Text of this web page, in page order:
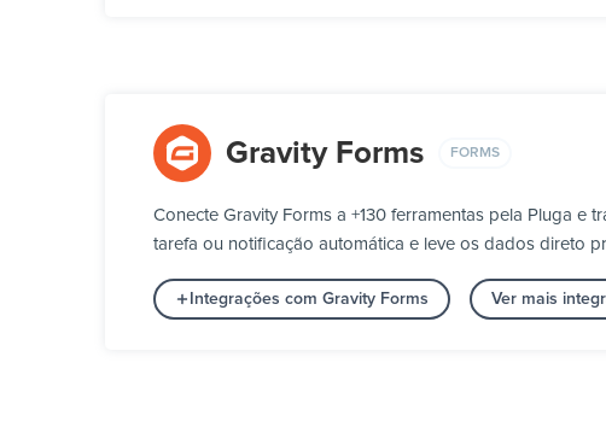
Gravity Forms FORMS
Conecte Gravity Forms a +130 ferramentas pela Pluga
tarefa ou notificação automática e leve os dados direto
Integrações com Gravity Forms Ver mais